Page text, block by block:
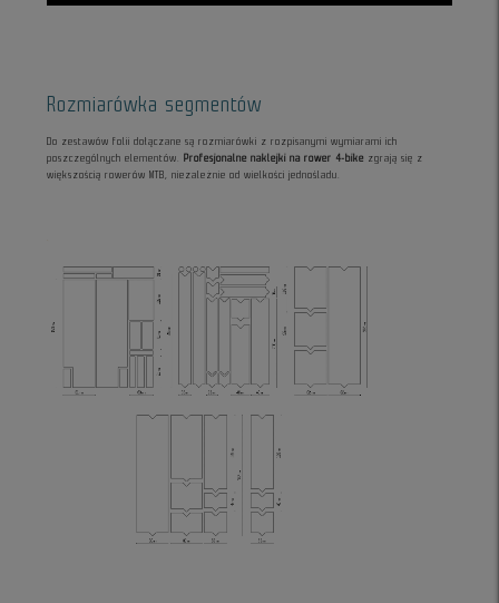
Rozmiarówka segmentów
Do zestawów folii dołączane są rozmiarówki z rozpisanymi wymiarami ich
poszczególnych elementów. Profesjonalne naklejki na rower 4-bike zgrają się z
większością rowerów MTB, niezależnie od wielkości jednośladu.